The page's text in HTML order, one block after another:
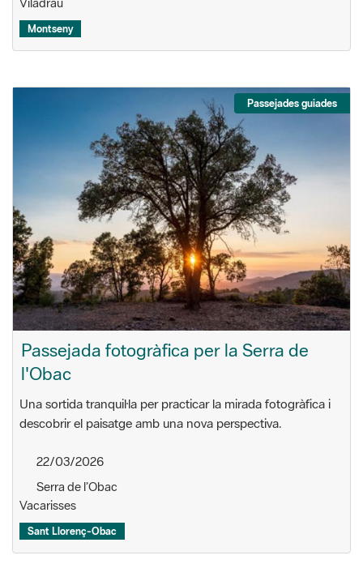
Montseny
Passejades guiades
Passejada fotogràfica per la Serra de
l'Obac
Una sortida tranquil·la per practicar la mirada fotogràfica i
descobrir el paisatge amb una nova perspectiva.
22/03/2026
Serra de l’Obac
Vacarisses
Sant Llorenç-Obac